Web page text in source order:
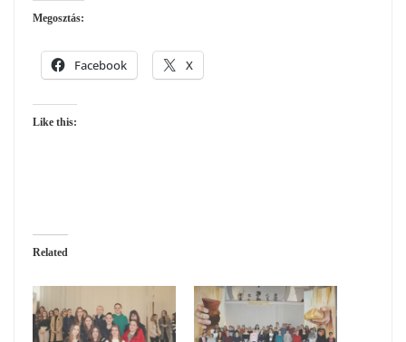
Megosztás:
Facebook X
Like this:
Related